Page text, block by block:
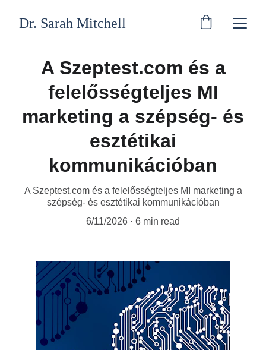
Dr. Sarah Mitchell
A Szeptest.com és a
felelősségteljes MI
marketing a szépség- és
esztétikai
kommunikációban
A Szeptest.com és a felelősségteljes MI marketing a
szépség- és esztétikai kommunikációban
6/11/2026
6 min read